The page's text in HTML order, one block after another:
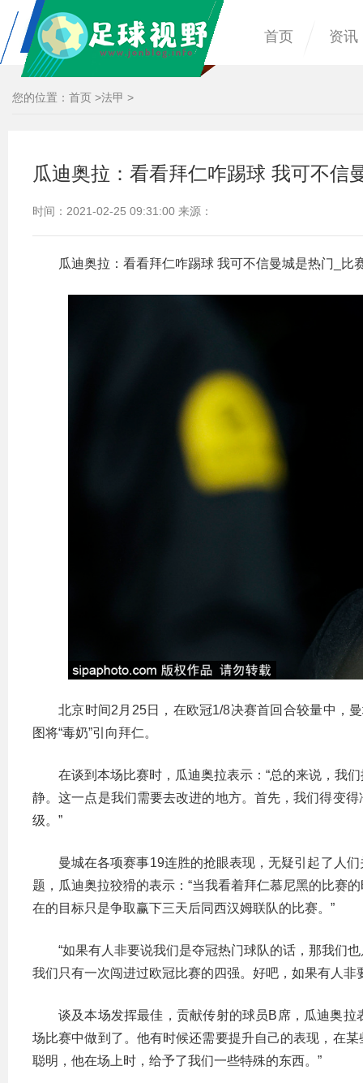
首页 资讯
您的位置： 首页 >法甲 >
瓜迪奥拉：看看拜仁咋踢球 我可不信
时间：2021-02-25 09:31:00 来源：
瓜迪奥拉：看看拜仁咋踢球 我可不信曼城是热门_比
北京时间2月25日，在欧冠1/8决赛首回合较量中，
图将“毒奶”引向拜仁。
在谈到本场比赛时，瓜迪奥拉表示：“总的来说，我
静。这一点是我们需要去改进的地方。首先，我们得变
级。”
曼城在各项赛事19连胜的抢眼表现，无疑引起了人
题，瓜迪奥拉狡猾的表示：“当我看着拜仁慕尼黑的比赛
在的目标只是争取赢下三天后同西汉姆联队的比赛。”
“如果有人非要说我们是夺冠热门球队的话，那我们
我们只有一次闯进过欧冠比赛的四强。好吧，如果有人非
谈及本场发挥最佳，贡献传射的球员B席，瓜迪奥
场比赛中做到了。他有时候还需要提升自己的表现，在
聪明，他在场上时，给予了我们一些特殊的东西。”